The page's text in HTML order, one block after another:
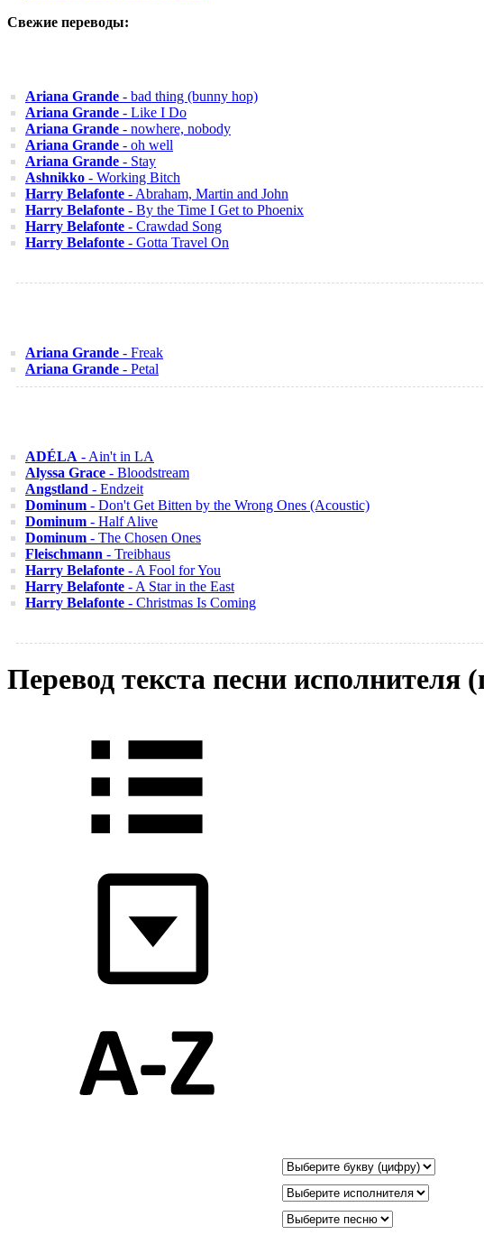
Свежие переводы:
Ariana Grande - bad thing (bunny hop)
Ariana Grande - Like I Do
Ariana Grande - nowhere, nobody
Ariana Grande - oh well
Ariana Grande - Stay
Ashnikko - Working Bitch
Harry Belafonte - Abraham, Martin and John
Harry Belafonte - By the Time I Get to Phoenix
Harry Belafonte - Crawdad Song
Harry Belafonte - Gotta Travel On
Ariana Grande - Freak
Ariana Grande - Petal
ADÉLA - Ain't in LA
Alyssa Grace - Bloodstream
Angstland - Endzeit
Dominum - Don't Get Bitten by the Wrong Ones (Acoustic)
Dominum - Half Alive
Dominum - The Chosen Ones
Fleischmann - Treibhaus
Harry Belafonte - A Fool for You
Harry Belafonte - A Star in the East
Harry Belafonte - Christmas Is Coming
Перевод текста песни